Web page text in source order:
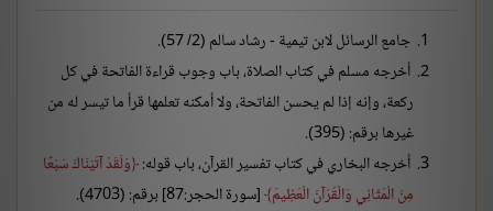
جامع الرسائل لابن تيمية - رشاد سالم (2/ 57).
أخرجه مسلم في كتاب الصلاة، باب وجوب قراءة الفاتحة في كل
ركعة، وإنه إذا لم يحسن الفاتحة، ولا أمكنه تعلمها قرأ ما تيسر له من
غيرها برقم: (395).
أخرجه البخاري في كتاب تفسير القرآن، باب قوله: وَلَقَدْ آتَيْنَاكَ سَبْعًا
مِنَ الْمَثَانِي وَالْقُرْآنَ الْعَظِيمَ [سورة الحجر:87] برقم: (4703).